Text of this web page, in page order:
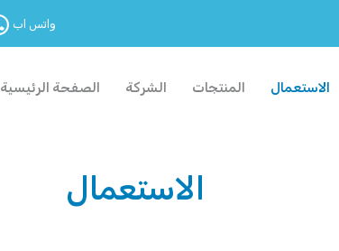
واتس اب
الصفحة الرئيسية الشركة المنتجات الاستعمال
الاستعمال